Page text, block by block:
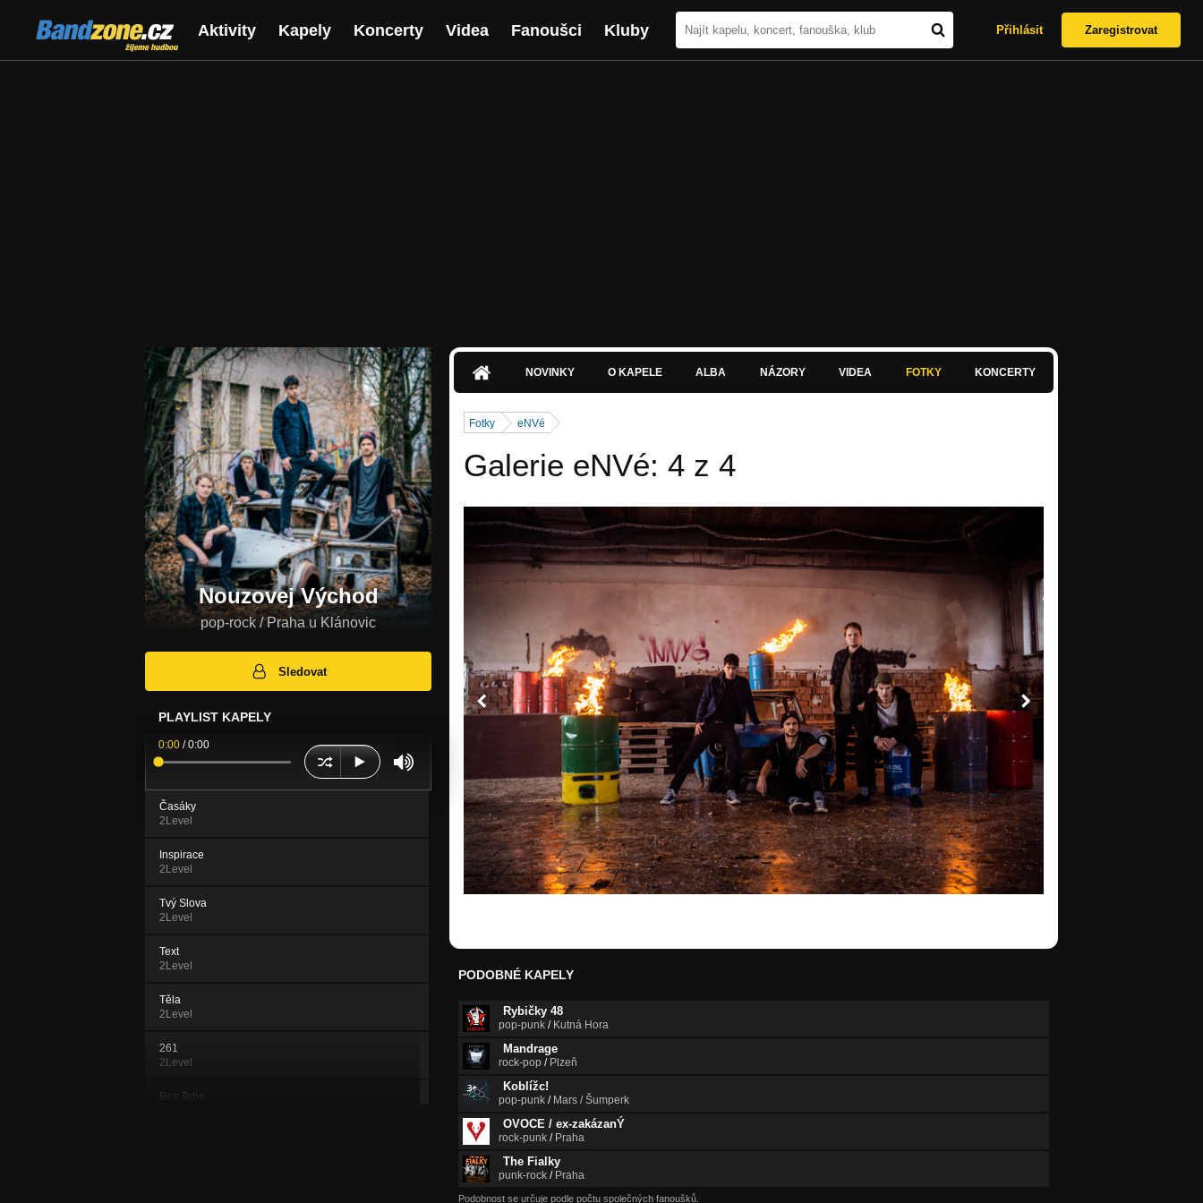
Bandzone.cz
žijeme hudbou
Aktivity Kapely Koncerty Videa Fanoušci Kluby Přihlásit Zaregistrovat
Nouzovej Východ
pop-rock / Praha u Klánovic
Sledovat
PLAYLIST KAPELY
0:00 /0:00
Časáky
2Level
Inspirace
2Level
Tvý Slova
2Level
Text
2Level
Těla
2Level
261
2Level
Bez Tebe
NOVINKY O KAPELE ALBA NÁZORY VIDEA FOTKY KONCERTY
Fotky eNVé
Galerie eNVé: 4 z 4
PODOBNÉ KAPELY
Rybičky 48
pop-punk / Kutná Hora
Mandrage
rock-pop / Plzeň
Koblížc!
pop-punk / Mars / Šumperk
OVOCE / ex-zakázanÝ
rock-punk / Praha
The Fialky
punk-rock / Praha
Podobnost se určuje podle počtu společných fanoušků.